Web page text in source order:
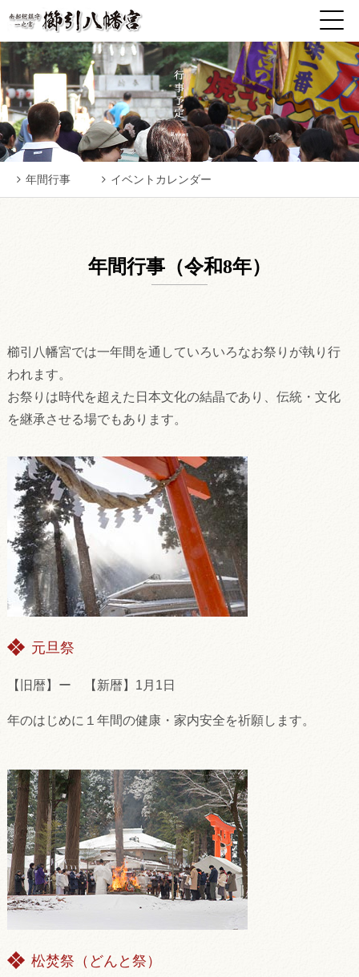
年間行事 イベントカレンダー
年間行事（令和8年）
櫛引八幡宮では一年間を通していろいろなお祭りが執り行
われます。
お祭りは時代を超えた日本文化の結晶であり、伝統・文化
を継承させる場でもあります。
元旦祭
【旧暦】ー 【新暦】1月1日
年のはじめに１年間の健康・家内安全を祈願します。
松焚祭（どんと祭）